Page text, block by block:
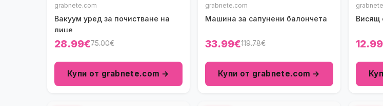
grabnete.com
Вакуум уред за почистване на
лице
28.99€75.00€
Купи от grabnete.com →
grabnete.com
Машина за сапунени балончета
33.99€119.78€
Купи от grabnete.com →
Висящ